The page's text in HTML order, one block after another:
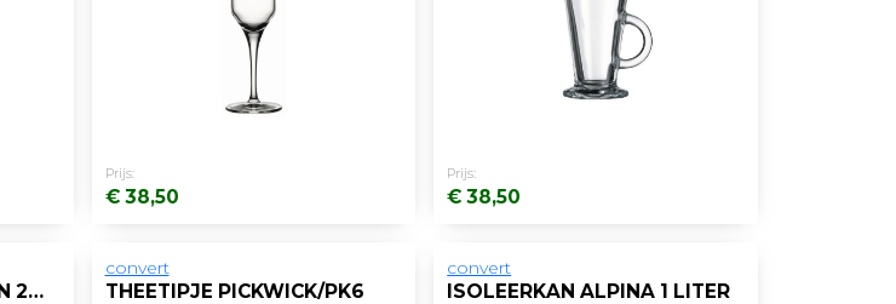
Prijs:
€ 38,50
Prijs:
€ 38,50
LUNCHBORD PORSELEIN 21CM WIT/DS 12
convert
THEETIPJE PICKWICK/PK6
convert
ISOLEERKAN ALPINA 1 LITER